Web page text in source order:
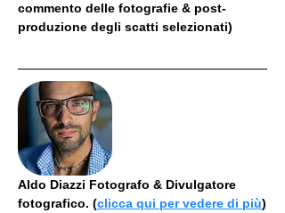
commento delle fotografie & post-
produzione degli scatti selezionati)
Aldo Diazzi Fotografo & Divulgatore
fotografico. (clicca qui per vedere di più)